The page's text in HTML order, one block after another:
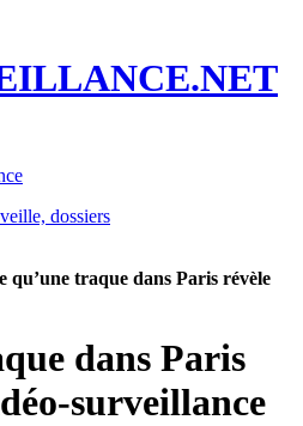
veille, dossiers
qu’une traque dans Paris révèle
dans Paris
surveillance